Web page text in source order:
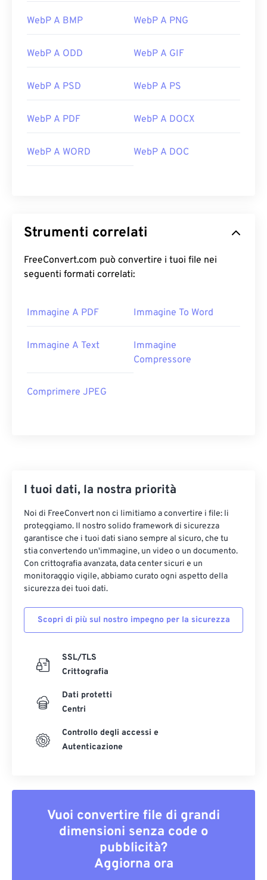
WebP A BMP WebP A PNG
WebP A ODD WebP A GIF
WebP A PSD WebP A PS
WebP A PDF WebP A DOCX
WebP A WORD WebP A DOC
Strumenti correlati
FreeConvert.com può convertire i tuoi file nei
seguenti formati correlati:
Immagine A PDF Immagine To Word
Immagine A Text
Immagine
Compressore
Comprimere JPEG
I tuoi dati, la nostra priorità
Noi di FreeConvert non ci limitiamo a convertire i file: li
proteggiamo. Il nostro solido framework di sicurezza
garantisce che i tuoi dati siano sempre al sicuro, che tu
stia convertendo un'immagine, un video o un documento.
Con crittografia avanzata, data center sicuri e un
monitoraggio vigile, abbiamo curato ogni aspetto della
sicurezza dei tuoi dati.
Scopri di più sul nostro impegno per la sicurezza
SSL/TLS
Crittografia
Dati protetti
Centri
Controllo degli accessi e
Autenticazione
Vuoi convertire file di grandi
dimensioni senza code o
pubblicità?
Aggiorna ora